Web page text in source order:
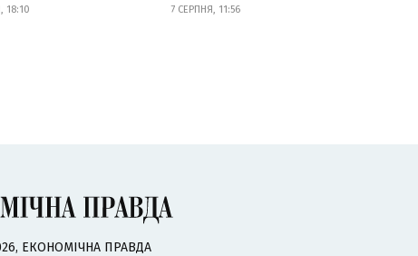
18:10 7 СЕРПНЯ, 11:56
ЕКОНОМІЧНА ПРАВДА